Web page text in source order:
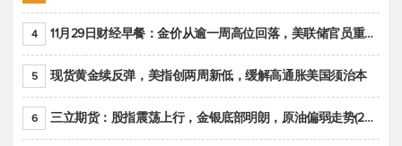
4 11月29日财经早餐：金价从逾一周高位回落，美联储官员重申鹰派立场推动美元回升
5 现货黄金续反弹，美指创两周新低，缓解高通胀美国须治本
6 三立期货：股指震荡上行，金银底部明朗，原油偏弱走势(20221128收评)